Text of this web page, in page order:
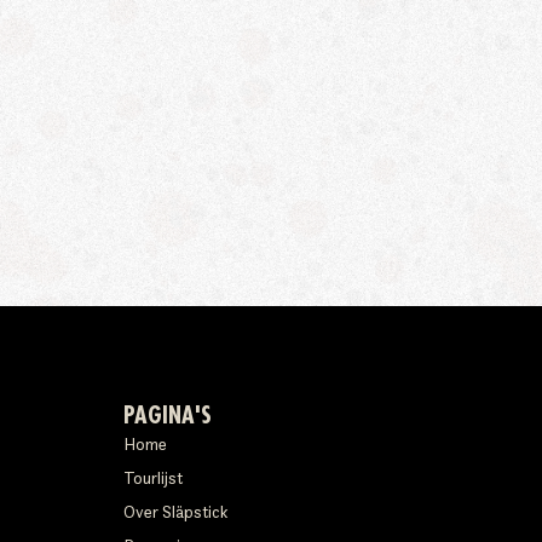
PAGINA'S
Home
Tourlijst
Over Släpstick